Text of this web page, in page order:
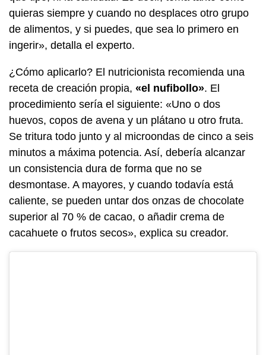
quieras siempre y cuando no desplaces otro grupo
de alimentos, y si puedes, que sea lo primero en
ingerir», detalla el experto.
¿Cómo aplicarlo? El nutricionista recomienda una
receta de creación propia, «el nufibollo». El
procedimiento sería el siguiente: «Uno o dos
huevos, copos de avena y un plátano u otro fruta.
Se tritura todo junto y al microondas de cinco a seis
minutos a máxima potencia. Así, debería alcanzar
un consistencia dura de forma que no se
desmontase. A mayores, y cuando todavía está
caliente, se pueden untar dos onzas de chocolate
superior al 70 % de cacao, o añadir crema de
cacahuete o frutos secos», explica su creador.